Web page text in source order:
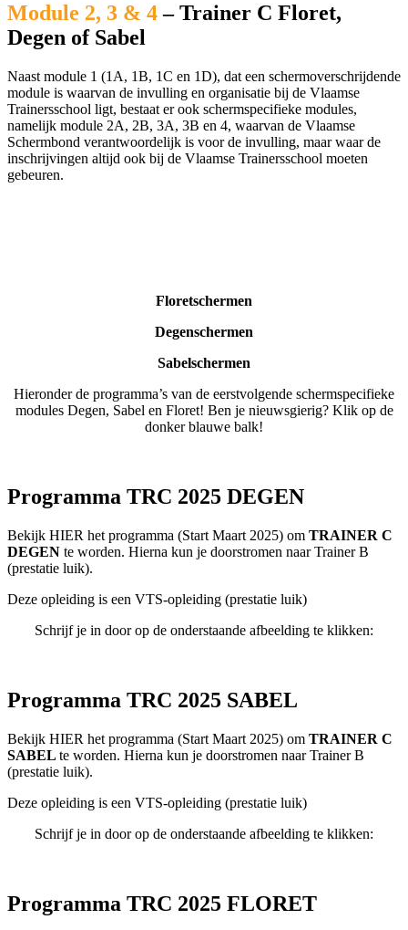
Module 2, 3 & 4– Trainer C Floret,
Degen of Sabel
Naast module 1 (1A, 1B, 1C en 1D), dat een schermoverschrijdende
module is waarvan de invulling en organisatie bij de Vlaamse
Trainersschool ligt, bestaat er ook schermspecifieke modules,
namelijk module 2A, 2B, 3A, 3B en 4, waarvan de Vlaamse
Schermbond verantwoordelijk is voor de invulling, maar waar de
inschrijvingen altijd ook bij de Vlaamse Trainersschool moeten
gebeuren.
Floretschermen
Degenschermen
Sabelschermen
Hieronder de programma’s van de eerstvolgende schermspecifieke
modules Degen, Sabel en Floret! Ben je nieuwsgierig? Klik op de
donker blauwe balk!
Programma TRC 2025 DEGEN
Bekijk HIER het programma (Start Maart 2025) om TRAINER C
DEGEN te worden. Hierna kun je doorstromen naar Trainer B
(prestatie luik).
Deze opleiding is een VTS-opleiding (prestatie luik)
Schrijf je in door op de onderstaande afbeelding te klikken:
Programma TRC 2025 SABEL
Bekijk HIER het programma (Start Maart 2025) om TRAINER C
SABEL te worden. Hierna kun je doorstromen naar Trainer B
(prestatie luik).
Deze opleiding is een VTS-opleiding (prestatie luik)
Schrijf je in door op de onderstaande afbeelding te klikken:
Programma TRC 2025 FLORET